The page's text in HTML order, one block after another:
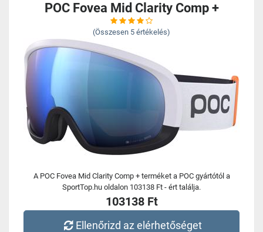
POC Fovea Mid Clarity Comp +
(Összesen 5 értékelés)
A POC Fovea Mid Clarity Comp + terméket a POC gyártótól a
SportTop.hu oldalon 103138 Ft - ért találja.
103138 Ft
Ellenőrizd az elérhetőséget